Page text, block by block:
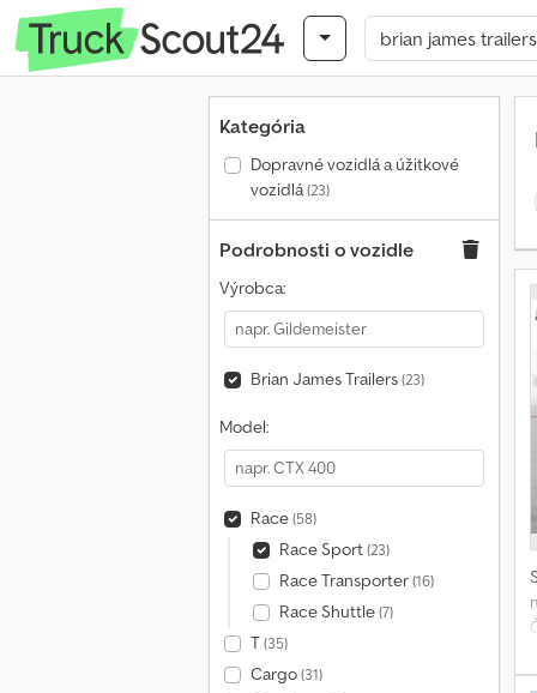
Kategória
Dopravné vozidlá a úžitkové
vozidlá(23)
Podrobnosti o vozidle
Výrobca:
Brian James Trailers(23)
Model:
Race(58)
Race Sport(23)
Race Transporter(16)
Race Shuttle(7)
T(35)
Cargo(31)